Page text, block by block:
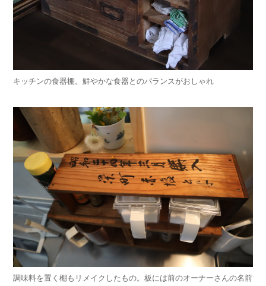
キッチンの食器棚。鮮やかな食器とのバランスがおしゃれ
調味料を置く棚もリメイクしたもの。板には前のオーナーさんの名前